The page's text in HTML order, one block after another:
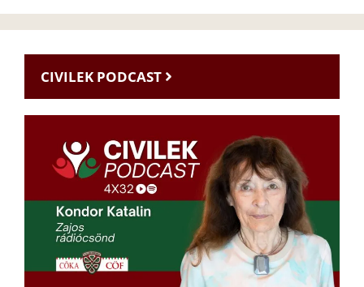
CIVILEK PODCAST